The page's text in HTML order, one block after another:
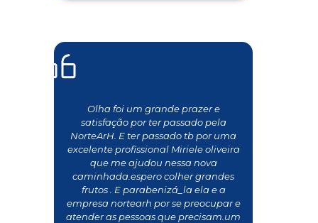
Olha foi um grande prazer e
satisfação por ter passado pela
NorteArH. E ter passado tb por uma
excelente profissional Miriele oliveira
que me ajudou nessa nova
caminhada.espero colher grandes
frutos . E parabenizá_la ela e a
empresa nortearh por se preocupar e
atender as pessoas que precisam.um